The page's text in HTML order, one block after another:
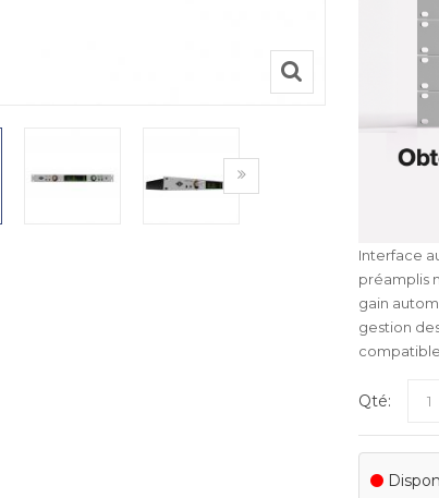
Interface
préamplis
gain
gestion
Qté: